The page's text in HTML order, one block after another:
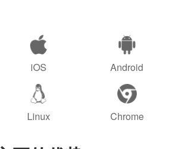
iOS Android
Linux Chrome